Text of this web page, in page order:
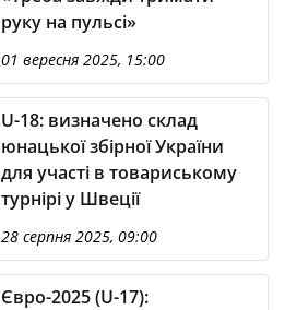
руку на пульсі»
01 вересня 2025, 15:00
U-18: визначено склад
юнацької збірної України
для участі в товариському
турнірі у Швеції
28 серпня 2025, 09:00
Євро-2025 (U-17):